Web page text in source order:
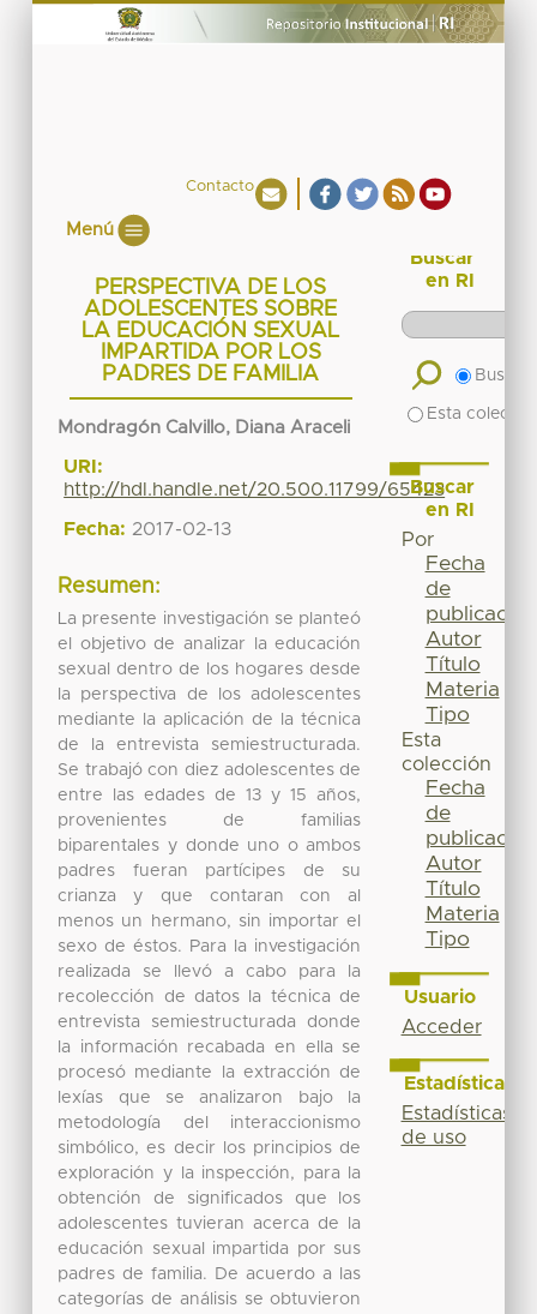
Contacto
Menú
PERSPECTIVA DE LOS
ADOLESCENTES SOBRE
LA EDUCACIÓN SEXUAL
IMPARTIDA POR LOS
PADRES DE FAMILIA
Mondragón Calvillo, Diana Araceli
URI:
http://hdl.handle.net/20.500.11799/65423
Fecha: 2017-02-13
Resumen:
La presente investigación se planteó
el objetivo de analizar la educación
sexual dentro de los hogares desde
la perspectiva de los adolescentes
mediante la aplicación de la técnica
de la entrevista semiestructurada.
Se trabajó con diez adolescentes de
entre las edades de 13 y 15 años,
provenientes de familias
biparentales y donde uno o ambos
padres fueran partícipes de su
crianza y que contaran con al
menos un hermano, sin importar el
sexo de éstos. Para la investigación
realizada se llevó a cabo para la
recolección de datos la técnica de
entrevista semiestructurada donde
la información recabada en ella se
procesó mediante la extracción de
lexías que se analizaron bajo la
metodología del interaccionismo
simbólico, es decir los principios de
exploración y la inspección, para la
obtención de significados que los
adolescentes tuvieran acerca de la
educación sexual impartida por sus
padres de familia. De acuerdo a las
categorías de análisis se obtuvieron
Buscar
en RI
Buscar
Esta
Buscar
en RI
Por
Fecha
de
publicación
Autor
Título
Materia
Tipo
Esta
colección
Fecha
de
publicación
Autor
Título
Materia
Tipo
Usuario
Acceder
Estadísticas
Estadísticas
de uso